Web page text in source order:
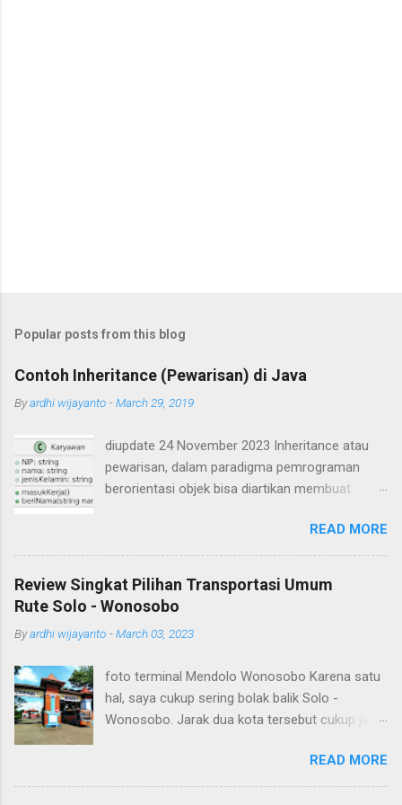
Popular posts from this blog
Contoh Inheritance (Pewarisan) di Java
Byardhi wijayanto -March 29, 2019
diupdate 24 November 2023 Inheritance atau
pewarisan, dalam paradigma pemrograman
berorientasi objek bisa diartikan membuat
Ada class yang ditiru (class induk / parent /
superclass) dan ada class hasil tiruan / hasil
turunan (class child / subclass). Subclass akan
mewarisi atribut dan method-method yang ada
pewarisan dalam OOP misalnya sebagai berikut.
nama, dan jenis kelamin serta dua buah method
yaitu masukKerja() dan beriNama(String nama).
Apabila digambarkan dalam class diagram
bahasa pemrograman Java sebagai berikut
Dibuat class baru yaitu Dosen, class Dosen
READ MORE
Review Singkat Pilihan Transportasi Umum
Rute Solo - Wonosobo
Byardhi wijayanto -March 03, 2023
foto terminal Mendolo Wonosobo Karena satu
hal, saya cukup sering bolak balik Solo -
Wonosobo. Jarak dua kota tersebut cukup jauh,
kendaraan pribadi seperti sepeda motor namun
kadang untuk meminimalisir rasa capek akibat
READ MORE